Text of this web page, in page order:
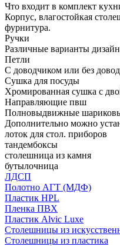
Что входит в комплект
Корпус, влагостойкая
фурнитура.
Ручки
Различные варианты
Петли
С доводчиком или без
Сушка для посуды
Хромированная сушка с
Направляющие пвш
Полновыдвижные
Дополнительно можно
лоток для стол. приборов
тандембоксы
столешница из камня
бутылочница
ЛДСП
Полотно АГТ (МДФ)
Пластик HPL
Пленка ПВХ
Пластик Alvic Luxe
Столешницы из
Столешницы из пластика